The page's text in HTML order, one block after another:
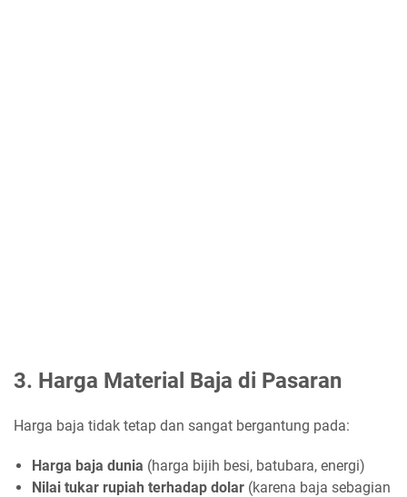
3. Harga Material Baja di Pasaran
Harga baja tidak tetap dan sangat bergantung pada:
Harga baja dunia (harga bijih besi, batubara, energi)
Nilai tukar rupiah terhadap dolar (karena baja sebagian